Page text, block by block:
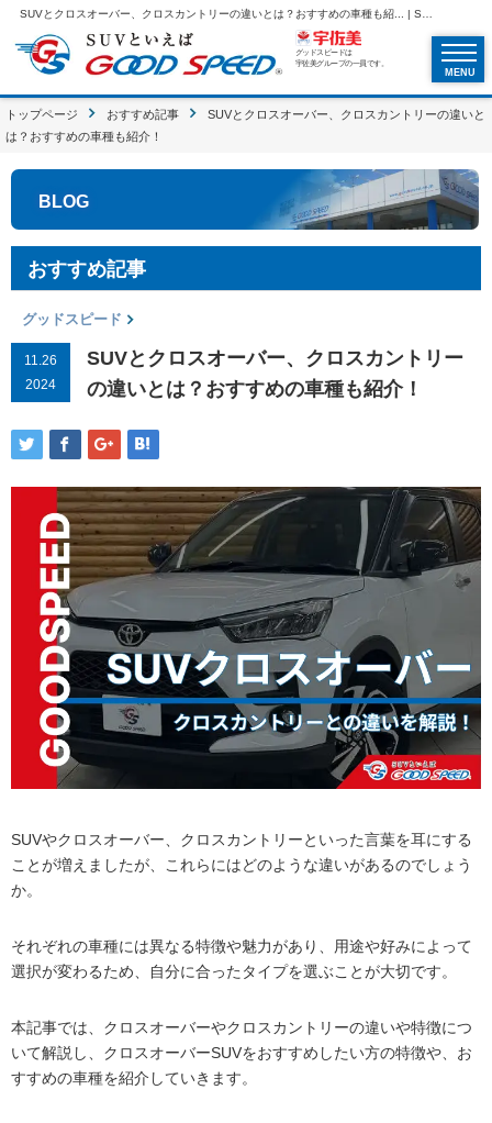
グッドスピードは
宇佐美グループの一員です。
MENU
トップページ おすすめ記事
SUVとクロスオーバー、クロスカントリーの違いと
は？おすすめの車種も紹介！
BLOG
おすすめ記事
グッドスピード
11.26
2024
SUVとクロスオーバー、クロスカントリー
の違いとは？おすすめの車種も紹介！
SUVやクロスオーバー、クロスカントリーといった言葉を耳にする
ことが増えましたが、これらにはどのような違いがあるのでしょう
か。
それぞれの車種には異なる特徴や魅力があり、用途や好みによって
選択が変わるため、自分に合ったタイプを選ぶことが大切です。
本記事では、クロスオーバーやクロスカントリーの違いや特徴につ
いて解説し、クロスオーバーSUVをおすすめしたい方の特徴や、お
すすめの車種を紹介していきます。